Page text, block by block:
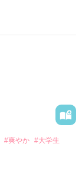
#爽やか #大学生